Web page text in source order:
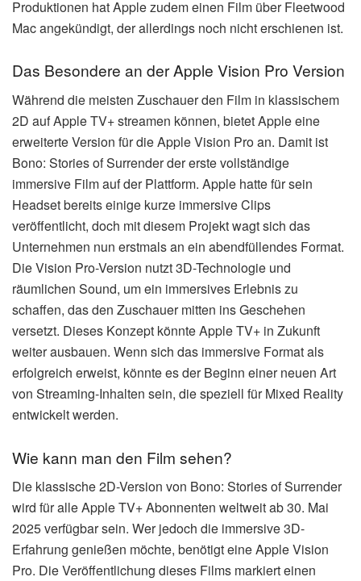
Produktionen hat Apple zudem einen Film über Fleetwood
Mac angekündigt, der allerdings noch nicht erschienen ist.
Das Besondere an der Apple Vision Pro Version
Während die meisten Zuschauer den Film in klassischem
2D auf Apple TV+ streamen können, bietet Apple eine
erweiterte Version für die Apple Vision Pro an. Damit ist
Bono: Stories of Surrender der erste vollständige
immersive Film auf der Plattform. Apple hatte für sein
Headset bereits einige kurze immersive Clips
veröffentlicht, doch mit diesem Projekt wagt sich das
Unternehmen nun erstmals an ein abendfüllendes Format.
Die Vision Pro-Version nutzt 3D-Technologie und
räumlichen Sound, um ein immersives Erlebnis zu
schaffen, das den Zuschauer mitten ins Geschehen
versetzt. Dieses Konzept könnte Apple TV+ in Zukunft
weiter ausbauen. Wenn sich das immersive Format als
erfolgreich erweist, könnte es der Beginn einer neuen Art
von Streaming-Inhalten sein, die speziell für Mixed Reality
entwickelt werden.
Wie kann man den Film sehen?
Die klassische 2D-Version von Bono: Stories of Surrender
wird für alle Apple TV+ Abonnenten weltweit ab 30. Mai
2025 verfügbar sein. Wer jedoch die immersive 3D-
Erfahrung genießen möchte, benötigt eine Apple Vision
Pro. Die Veröffentlichung dieses Films markiert einen